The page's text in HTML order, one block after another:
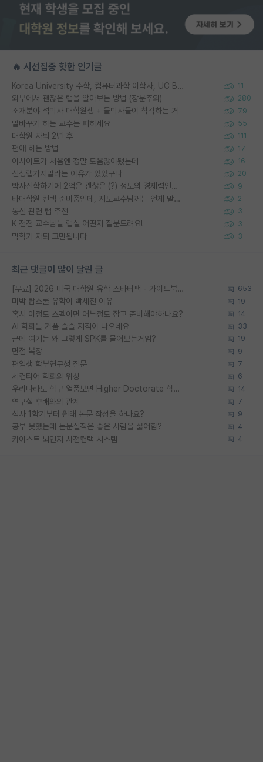
🔥 시선집중 핫한 인기글
Korea University 수학, 컴퓨터과학 이학사, UC Berkeley 산업공학 대학원 공학박사가 되는 것은 쉽지 않겠죠? 11
외부에서 괜찮은 랩을 알아보는 방법 (장문주의) 280
소재분야 석박사 대학원생 + 물박사들이 착각하는 거 79
말바꾸기 하는 교수는 피하세요 55
대학원 자퇴 2년 후 111
편애 하는 방법 17
이사이트가 처음엔 정말 도움많이됐는데 16
신생랩가지말라는 이유가 있었구나 20
박사진학하기에 2억은 괜찮은 (?) 정도의 경제력인가요 9
타대학원 컨텍 준비중인데, 지도교수님께는 언제 말씀드려야 할까요? 2
통신 관련 랩 추천 3
K 전전 교수님들 랩실 어떤지 질문드려요! 3
막학기 자퇴 고민됩니다 3
최근 댓글이 많이 달린 글
[무료] 2026 미국 대학원 유학 스타터팩 - 가이드북 & 합격자 컨택메일 템플릿 653
미박 탑스쿨 유학이 빡세진 이유 19
혹시 이정도 스펙이면 어느정도 잡고 준비해야하나요? 14
AI 학회들 거품 슬슬 지적이 나오네요 33
근데 여기는 왜 그렇게 SPK를 물어보는거임? 19
면접 복장 9
편입생 학부연구생 질문 7
세컨티어 학회의 위상 6
우리나라도 학구 열풍보면 Higher Doctorate 학위가 필요하다고 봅니다. 14
연구실 후배와의 관계 7
석사 1학기부터 원래 논문 작성을 하나요? 9
공부 못했는데 논문실적은 좋은 사람을 싫어함? 4
카이스트 뇌인지 사전컨택 시스템 4